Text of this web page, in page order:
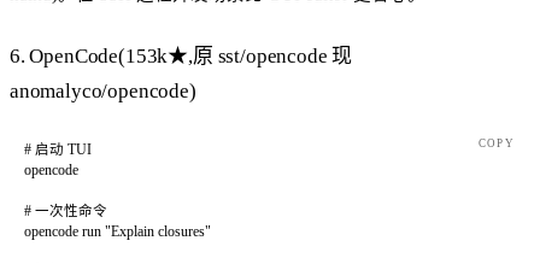
6. OpenCode(153k★,原 sst/opencode 现
anomalyco/opencode)
# 启动 TUI
opencode
# 一次性命令
opencode run "Explain closures"
COPY